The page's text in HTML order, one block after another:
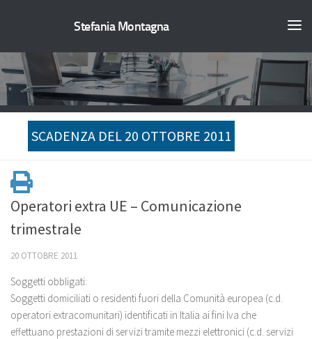
Stefania Montagna
SCADENZA DEL 20 OTTOBRE 2011
Operatori extra UE – Comunicazione
trimestrale
20 OTTOBRE 2011
Soggetti obbligati:
Soggetti domiciliati o residenti fuori della Comunità europea (c.d.
operatori extracomunitari) identificati in Italia ai fini Iva che
effettuano prestazioni di servizi tramite mezzi elettronici (c.d. servizi